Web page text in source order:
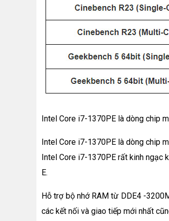
Intel Core i7-1370PE là dòng chip
Intel Core i7-1370PE là dòng chip
Intel Core i7-1370PE rất kinh ngạc
E.
Hỗ trợ bộ nhớ RAM từ DDE4 -
các kết nối và giao tiếp mới nhất